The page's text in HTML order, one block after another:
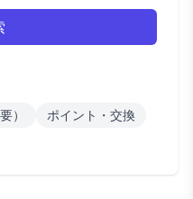
）
ポイント・交換